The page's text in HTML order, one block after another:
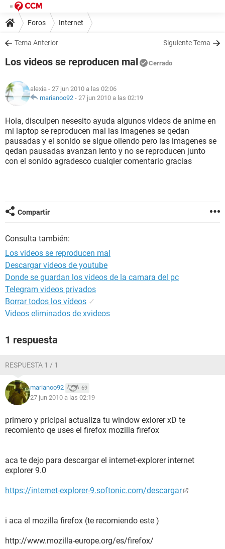
Foros Internet
Tema Anterior Siguiente Tema
Los videos se reproducen mal Cerrado
alexia - 27 jun 2010 a las 02:06
marianoo92 - 27 jun 2010 a las 02:19
Hola, disculpen nesesito ayuda algunos videos de anime en
mi laptop se reproducen mal las imagenes se qedan
pausadas y el sonido se sigue ollendo pero las imagenes se
qedan pausadas avanzan lento y no se reproducen junto
con el sonido agradesco cualqier comentario gracias
Compartir
Consulta también:
Los videos se reproducen mal
Descargar videos de youtube
Donde se guardan los videos de la camara del pc
Telegram videos privados
Borrar todos los vídeos ✓
Videos eliminados de xvideos
1 respuesta
RESPUESTA 1 / 1
marianoo92 69
27 jun 2010 a las 02:19
primero y pricipal actualiza tu window exlorer xD te
recomiento qe uses el firefox mozilla firefox
aca te dejo para descargar el internet-explorer internet
explorer 9.0
https://internet-explorer-9.softonic.com/descargar
i aca el mozilla firefox (te recomiendo este )
http://www.mozilla-europe.org/es/firefox/